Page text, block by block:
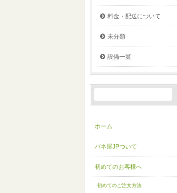
料金・配送について
未分類
設備一覧
ホーム
バネ屋JPついて
初めてのお客様へ
初めてのご注文方法